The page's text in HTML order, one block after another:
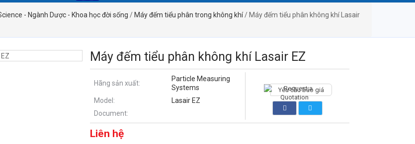
- Ngành Dược - Khoa học đời sống / Máy đếm tiểu phân trong không khí/ Máy đếm tiểu phân không khí Lasair
Máy đếm tiểu phân không khí Lasair EZ
Hãng sản xuất:
Particle Measuring
Systems
Model:
Lasair EZ
Document:
Yêu cầu báo giá
Liên hệ